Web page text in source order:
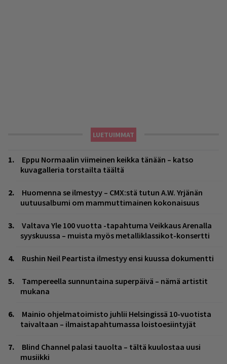
LUETUIMMAT
Eppu Normaalin viimeinen keikka tänään – katso
kuvagalleria torstailta täältä
Huomenna se ilmestyy – CMX:stä tutun A.W. Yrjänän
uutuusalbumi om mammuttimainen kokonaisuus
Valtava Yle 100 vuotta -tapahtuma Veikkaus Arenalla
syyskuussa – muista myös metalliklassikot-konsertti
Rushin Neil Peartista ilmestyy ensi kuussa dokumentti
Tampereella sunnuntaina superpäivä – nämä artistit
mukana
Mainio ohjelmatoimisto juhlii Helsingissä 10-vuotista
taivaltaan – ilmaistapahtumassa loistoesiintyjät
Blind Channel palasi tauolta – tältä kuulostaa uusi
musiikki